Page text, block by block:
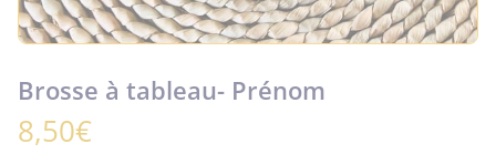
Brosse à tableau- Prénom
8,50€